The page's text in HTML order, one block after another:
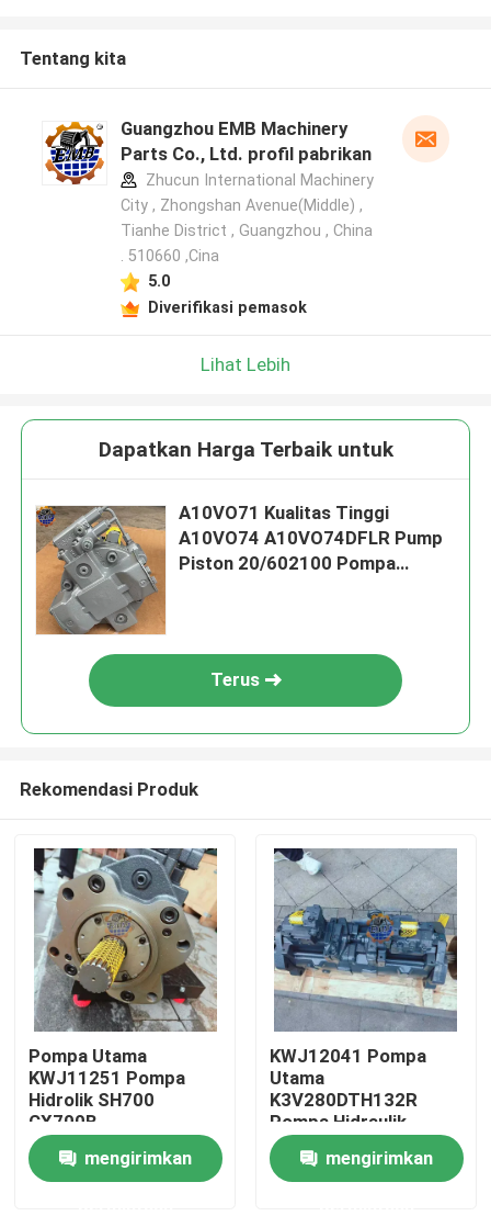
Rumah
Tentang kita
Guangzhou EMB Machinery
Parts Co., Ltd. profil pabrikan
Zhucun International Machinery
City , Zhongshan Avenue(Middle) ,
Tianhe District , Guangzhou , China
. 510660 ,Cina
5.0
Diverifikasi pemasok
Lihat Lebih
Dapatkan Harga Terbaik untuk
A10VO71 Kualitas Tinggi
A10VO74 A10VO74DFLR Pump
Piston 20/602100 Pompa
Terus
Rekomendasi Produk
Pompa Utama
KWJ11251 Pompa
Hidrolik SH700
CX700B
K3V280DTH131R-
9Y04-HVB Pompa
mengirimkan
KWJ12041 Pompa
Utama
K3V280DTH132R
Pompa Hidraulik
CX750D LINKBELT
750LX Pompa
Hidraulik
mengirimkan